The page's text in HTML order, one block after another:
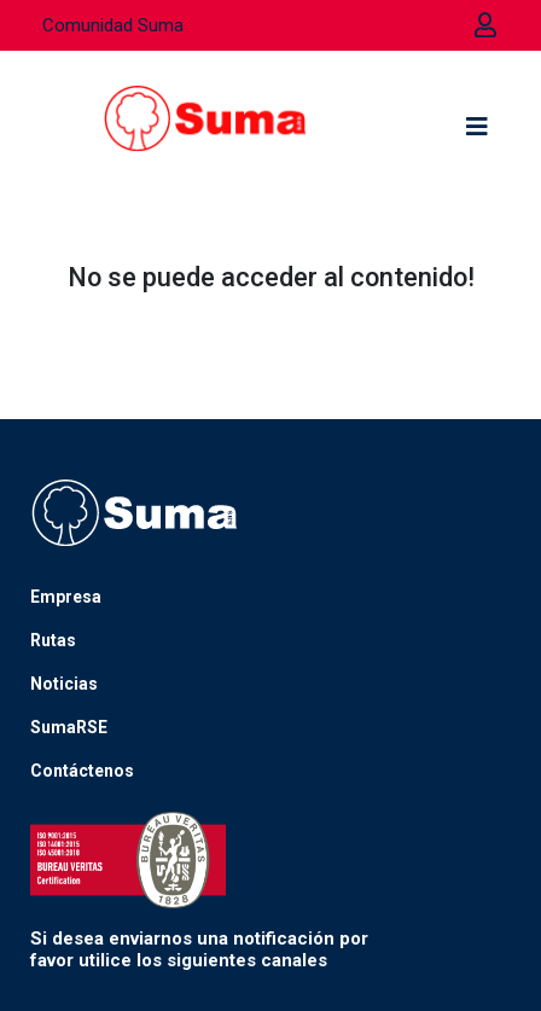
Comunidad Suma
No se puede acceder al contenido!
Empresa
Rutas
Noticias
SumaRSE
Contáctenos
Si desea enviarnos una notificación por
favor utilice los siguientes canales